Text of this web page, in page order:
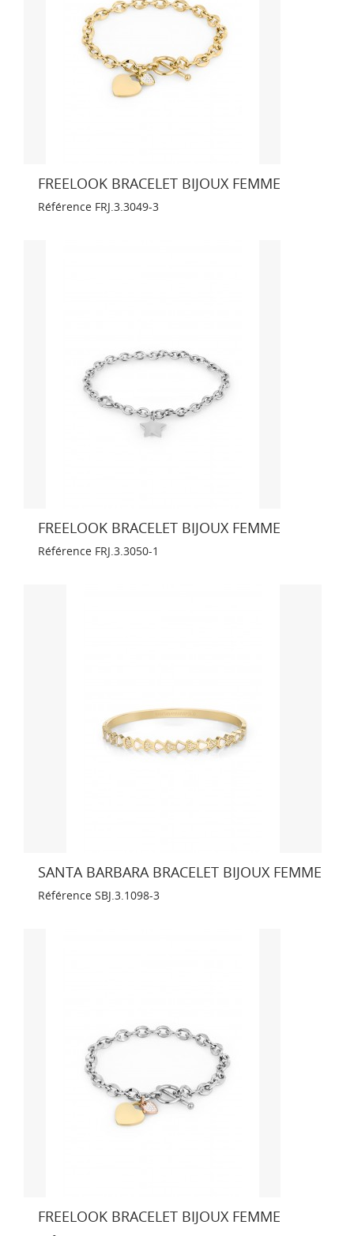
FREELOOK BRACELET BIJOUX FEMME
Référence FRJ.3.3049-3
FREELOOK BRACELET BIJOUX FEMME
Référence FRJ.3.3050-1
SANTA BARBARA BRACELET BIJOUX FEMME
Référence SBJ.3.1098-3
FREELOOK BRACELET BIJOUX FEMME